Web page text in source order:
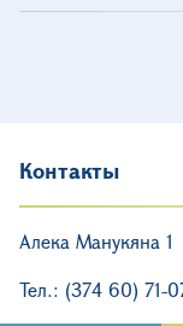
Контакты
Алека Манукяна 1
Тел.: (374 60) 71-